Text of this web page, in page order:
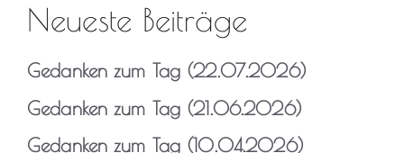
Neueste Beiträge
Gedanken zum Tag (22.07.2026)
Gedanken zum Tag (21.06.2026)
Gedanken zum Tag (10.04.2026)